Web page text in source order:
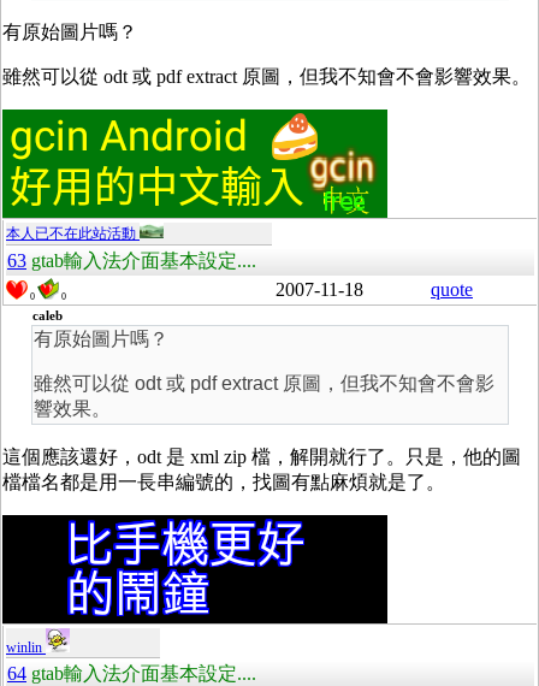
有原始圖片嗎？
雖然可以從 odt 或 pdf extract 原圖，但我不知會不會影響效果。
本人已不在此站活動
63 gtab輸入法介面基本設定....
0 0 2007-11-18 quote
caleb
有原始圖片嗎？
雖然可以從 odt 或 pdf extract 原圖，但我不知會不會影
響效果。
這個應該還好，odt 是 xml zip 檔，解開就行了。只是，他的圖
檔檔名都是用一長串編號的，找圖有點麻煩就是了。
winlin
64 gtab輸入法介面基本設定....